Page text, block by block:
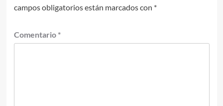
campos obligatorios están marcados con *
Comentario *